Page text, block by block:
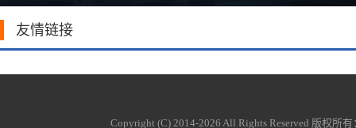
友情链接
Copyright (C) 2014-2026 All Rights Reserved 版权所有